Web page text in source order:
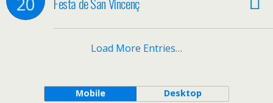
Load More Entries…
Mobile Desktop